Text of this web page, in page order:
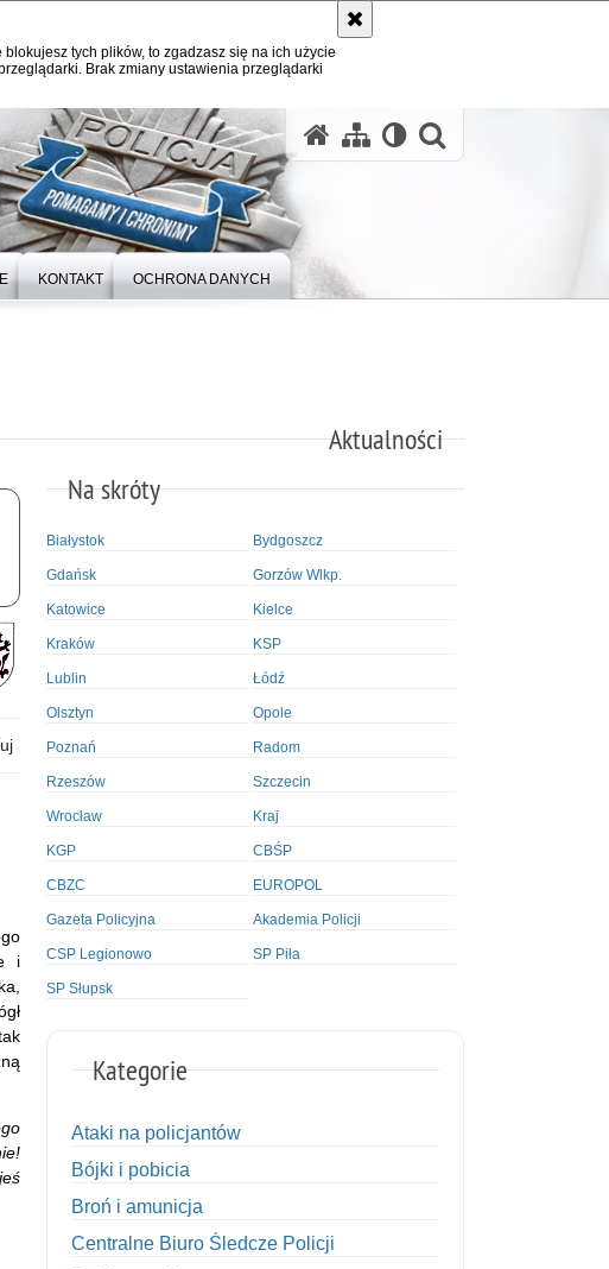
tych plików, to zgadzasz się na ich użycie
Brak zmiany ustawienia przeglądarki
KONTAKT OCHRONA DANYCH
Aktualności
i
Na skróty
Białystok Bydgoszcz
Gdańsk Gorzów Wlkp.
Katowice Kielce
Kraków KSP
Lublin Łódź
Olsztyn Opole
Poznań Radom
Rzeszów Szczecin
Wrocław Kraj
KGP CBŚP
CBZC EUROPOL
Gazeta Policyjna Akademia Policji
CSP Legionowo SP Piła
SP Słupsk
Kategorie
Ataki na policjantów
Bójki i pobicia
Broń i amunicja
Centralne Biuro Śledcze Policji